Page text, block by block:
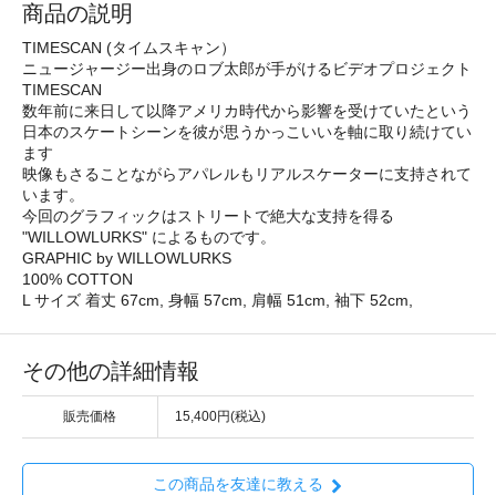
商品の説明
TIMESCAN (タイムスキャン）
ニュージャージー出身のロブ太郎が手がけるビデオプロジェクト
TIMESCAN
数年前に来日して以降アメリカ時代から影響を受けていたという
日本のスケートシーンを彼が思うかっこいいを軸に取り続けてい
ます
映像もさることながらアパレルもリアルスケーターに支持されて
います。
今回のグラフィックはストリートで絶大な支持を得る
"WILLOWLURKS" によるものです。
GRAPHIC by WILLOWLURKS
100% COTTON
L サイズ 着丈 67cm, 身幅 57cm, 肩幅 51cm, 袖下 52cm,
その他の詳細情報
販売価格 15,400円(税込)
この商品を友達に教える